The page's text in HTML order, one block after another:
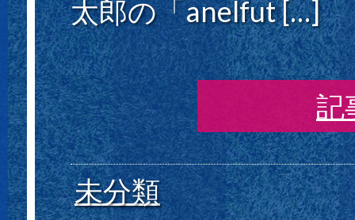
太郎の「anelfut […]
記
未分類